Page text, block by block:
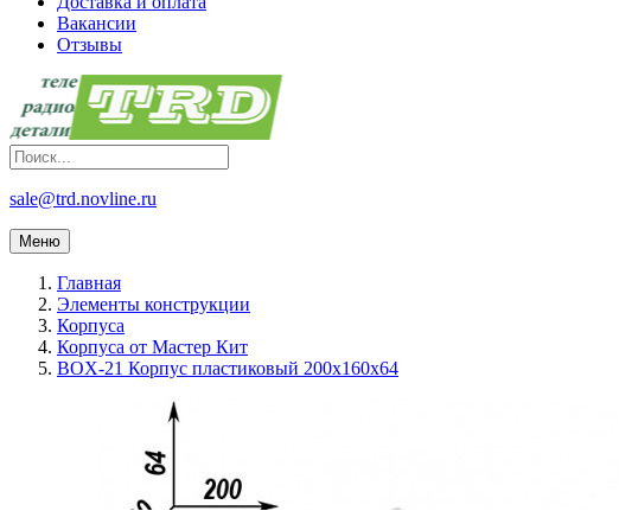
Вакансии
Отзывы
sale@trd.novline.ru
Меню
Главная
Элементы конструкции
Корпуса
Корпуса от Мастер Кит
BOX-21 Корпус пластиковый 200х160х64